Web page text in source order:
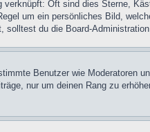
Oft sind dies Sterne,
um ein persönliches Bild,
du die Board-
Benutzer wie Moderatoren
nur um deinen Rang zu